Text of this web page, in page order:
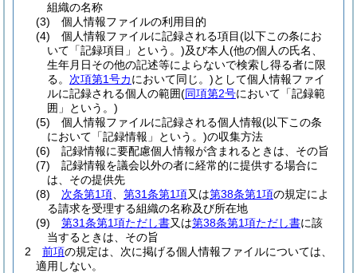
組織の名称
(3)
個人情報ファイルの利用目的
(4)
個人情報ファイルに記録される項目(以下この条にお
いて「記録項目」という。)及び本人(他の個人の氏名、
生年月日その他の記述等によらないで検索し得る者に限
る。 次項第1号カにおいて同じ。)として個人情報ファイ
ルに記録される個人の範囲(同項第2号において「記録範
囲」という。)
(5)
個人情報ファイルに記録される個人情報(以下この条
において「記録情報」という。)の収集方法
(6)
記録情報に要配慮個人情報が含まれるときは、その旨
(7)
記録情報を議会以外の者に経常的に提供する場合に
は、その提供先
(8)
次条第1項 第31条第1項又は第38条第1項の規定によ
る請求を受理する組織の名称及び所在地
(9)
第31条第1項ただし書又は第38条第1項ただし書に該
当するときは、その旨
2
前項の規定は、次に掲げる個人情報ファイルについては、
適用しない。